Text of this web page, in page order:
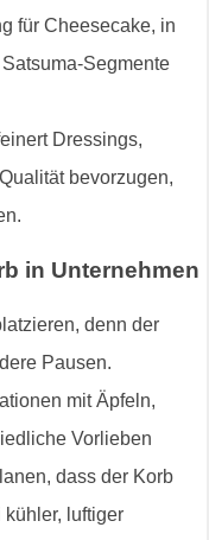
für Cheesecake, in
Segmente
Dressings,
bevorzugen,
in Unternehmen
denn der
Pausen.
mit Äpfeln,
Vorlieben
dass der Korb
luftiger